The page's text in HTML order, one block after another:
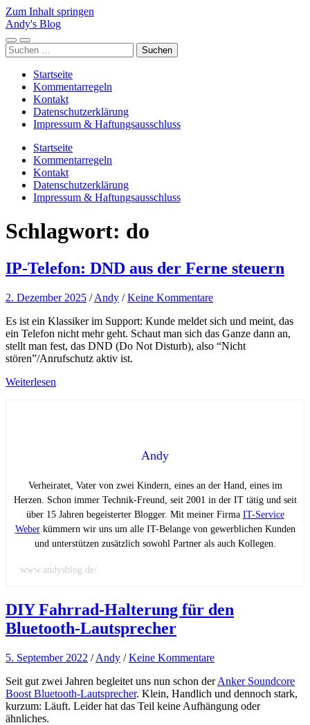
Zum Inhalt springen
Andy's Blog
Mobile-
Menü
Suchfeld
ein-/ausblenden
Suchen
nach:
Startseite
Kommentarregeln
Kontakt
Datenschutzerklärung
Impressum & Haftungsausschluss
Startseite
Kommentarregeln
Kontakt
Datenschutzerklärung
Impressum & Haftungsausschluss
Schlagwort: do
IP-Telefon: DND aus der Ferne steuern
2. Dezember 2025 /Andy /Keine Kommentare
Es ist ein Klassiker im Support: Kunde meldet sich und meint, das
ein Telefon nicht mehr geht. Schaut man sich das Ganze dann an,
stellt man fest, das DND (Do Not Disturb), also “Nicht
stören”/Anrufschutz aktiv ist.
Weiterlesen
Andy
Verheiratet, Vater von zwei Kindern, eines an der Hand, eines im
Herzen. Schon immer Technik-Freund, seit 2001 in der IT tätig und seit
über 15 Jahren begeisterter Blogger. Mit meiner Firma IT-Service
Weberkümmern wir uns um alle IT-Belange von gewerblichen Kunden
und unterstützen zusätzlich sowohl Partner als auch Kollegen.
www.andysblog.de/
DIY Fahrrad-Halterung für den
Bluetooth-Lautsprecher
5. September 2022 /Andy /Keine Kommentare
Seit gut zwei Jahren begleitet uns nun schon derAnker Soundcore
Boost Bluetooth-Lautsprecher. Klein, Handlich und dennoch stark,
kurzum: Läuft. Leider hat das Teil keine Aufhängung oder
ähnliches.